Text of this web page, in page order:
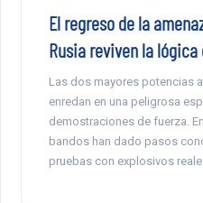
El regreso de la
Rusia reviven la lógica
Las dos mayores potencias
enredan en una peligrosa
demostraciones de fuerza.
bandos han dado pasos
pruebas con explosivos